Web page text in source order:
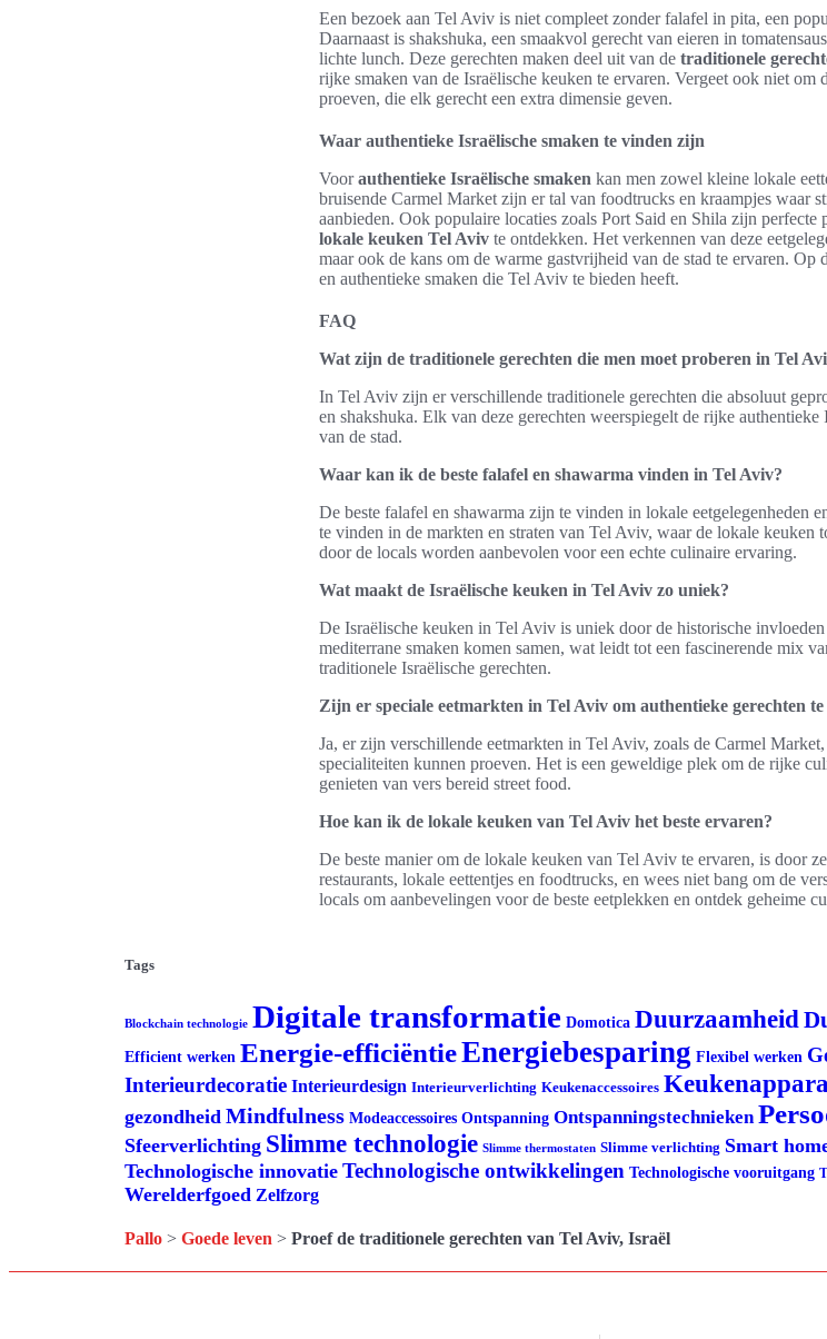
Een bezoek aan Tel Aviv is niet compleet zonder falafel in pita, een
Daarnaast is shakshuka, een smaakvol gerecht van eieren in
lichte lunch. Deze gerechten maken deel uit van de traditionele
rijke smaken van de Israëlische keuken te ervaren. Vergeet ook niet om
proeven, die elk gerecht een extra dimensie geven.
Waar authentieke Israëlische smaken te vinden zijn
Voorauthentieke Israëlische smaken kan men zowel kleine lokale
bruisende Carmel Market zijn er tal van foodtrucks en kraampjes waar
aanbieden. Ook populaire locaties zoals Port Said en Shila zijn perfecte
lokale keuken Tel Aviv te ontdekken. Het verkennen van deze
maar ook de kans om de warme gastvrijheid van de stad te ervaren. Op
en authentieke smaken die Tel Aviv te bieden heeft.
FAQ
Wat zijn de traditionele gerechten die men moet proberen in Tel
In Tel Aviv zijn er verschillende traditionele gerechten die absoluut
en shakshuka. Elk van deze gerechten weerspiegelt de rijke
van de stad.
Waar kan ik de beste falafel en shawarma vinden in Tel Aviv?
De beste falafel en shawarma zijn te vinden in lokale eetgelegenheden
te vinden in de markten en straten van Tel Aviv, waar de lokale keuken
door de locals worden aanbevolen voor een echte culinaire ervaring.
Wat maakt de Israëlische keuken in Tel Aviv zo uniek?
De Israëlische keuken in Tel Aviv is uniek door de historische
mediterrane smaken komen samen, wat leidt tot een fascinerende mix
traditionele Israëlische gerechten.
Zijn er speciale eetmarkten in Tel Aviv om authentieke gerechten te
Ja, er zijn verschillende eetmarkten in Tel Aviv, zoals de Carmel
specialiteiten kunnen proeven. Het is een geweldige plek om de rijke
genieten van vers bereid street food.
Hoe kan ik de lokale keuken van Tel Aviv het beste ervaren?
De beste manier om de lokale keuken van Tel Aviv te ervaren, is door
restaurants, lokale eettentjes en foodtrucks, en wees niet bang om de
locals om aanbevelingen voor de beste eetplekken en ontdek geheime
Tags
Blockchain technologie Digitale transformatie Domotica Duurzaamheid
Efficient werken Energie-efficiëntieEnergiebesparing Flexibel werken
Interieurdecoratie Interieurdesign Interieurverlichting Keukenaccessoires
gezondheid Mindfulness Modeaccessoires Ontspanning Ontspanningstechnieken
Sfeerverlichting Slimme technologie Slimme thermostaten Slimme verlichting Smart
Technologische innovatie Technologische ontwikkelingen Technologische vooruitgang
Werelderfgoed Zelfzorg
Pallo > Goede leven > Proef de traditionele gerechten van Tel Aviv, Israël